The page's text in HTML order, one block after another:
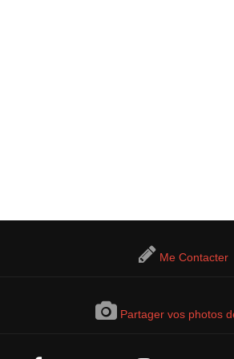
Me Contacter
Partager vos photos